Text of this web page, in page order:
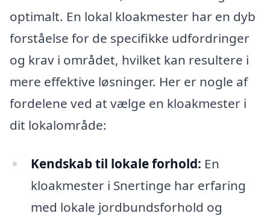
optimalt. En lokal kloakmester har en dyb
forståelse for de specifikke udfordringer
og krav i området, hvilket kan resultere i
mere effektive løsninger. Her er nogle af
fordelene ved at vælge en kloakmester i
dit lokalområde:
Kendskab til lokale forhold: En
kloakmester i Snertinge har erfaring
med lokale jordbundsforhold og